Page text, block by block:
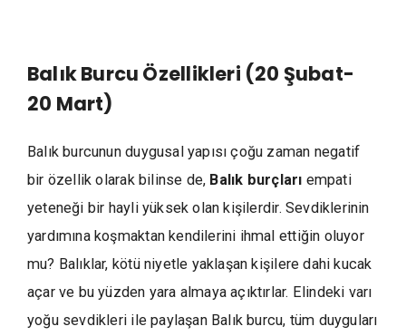
Balık Burcu Özellikleri (20 Şubat-
20 Mart)
Balık burcunun duygusal yapısı çoğu zaman negatif
bir özellik olarak bilinse de, Balık burçları empati
yeteneği bir hayli yüksek olan kişilerdir. Sevdiklerinin
yardımına koşmaktan kendilerini ihmal ettiğin oluyor
mu? Balıklar, kötü niyetle yaklaşan kişilere dahi kucak
açar ve bu yüzden yara almaya açıktırlar. Elindeki varı
yoğu sevdikleri ile paylaşan Balık burcu, tüm duyguları